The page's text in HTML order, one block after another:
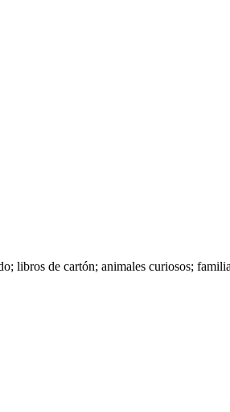
libros de cartón; animales curiosos;